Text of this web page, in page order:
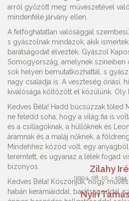
arról győzött meg: művészetével
mindenféle járvány ellen.
A felfoghatatlan valósággal
s gyászolnak mindazok, akik
barátságodat élvezték. Gyászol
Somogyország, amelynek
sok helyen bemutatkozhattál, s
nagy családja is. A veszteség óriási,
kiválósága költözött el közülünk. Oly
Kedves Béla! Hadd búcsúzzak tőled
ne feledd soha, hogy a világ fia is
és a csillagoknak, a hüllőknek és
áramnak és a maláj nőknek, a
Mindehhez közöd volt, egy
teremtett, és ugyanaz a lélek fogad
bizonyos.
Kedves Béla! Köszönjük, hogy
habán kerámiáiddal, barátságoddal,
Zilahy
(1904. 08. 10. -
Nyíri